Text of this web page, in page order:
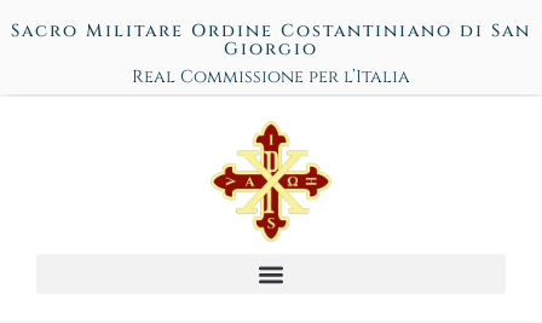
Sacro Militare Ordine Costantiniano di San
Giorgio
Real Commissione per l’Italia